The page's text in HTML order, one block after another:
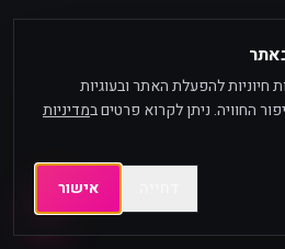
חיוניות להפעלת האתר ובעוגיות
החוויה. ניתן לקרוא פרטים במדיניות
אישור